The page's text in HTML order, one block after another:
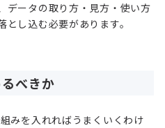
データの取り方・見方・使い方
し込む必要があります。
べきか
みを入れればうまくいくわけ